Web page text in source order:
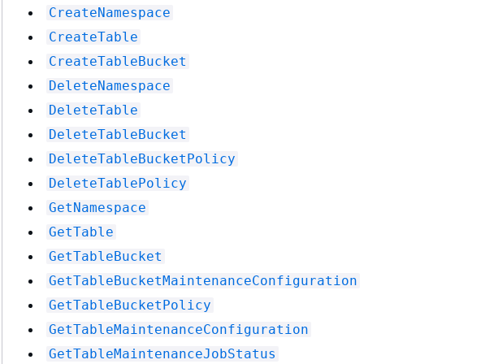
CreateNamespace
CreateTable
CreateTableBucket
DeleteNamespace
DeleteTable
DeleteTableBucket
DeleteTableBucketPolicy
DeleteTablePolicy
GetNamespace
GetTable
GetTableBucket
GetTableBucketMaintenanceConfiguration
GetTableBucketPolicy
GetTableMaintenanceConfiguration
GetTableMaintenanceJobStatus